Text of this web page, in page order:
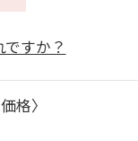
すか？
格〉